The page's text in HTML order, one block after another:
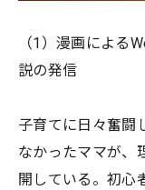
（1）漫画による
説の発信
子育てに日々奮闘
なかったママが、
開している。初心